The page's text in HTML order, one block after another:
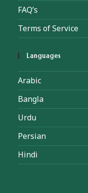
FAQ’s
Terms of Service
Languages
Arabic
Bangla
Urdu
Persian
Hindi